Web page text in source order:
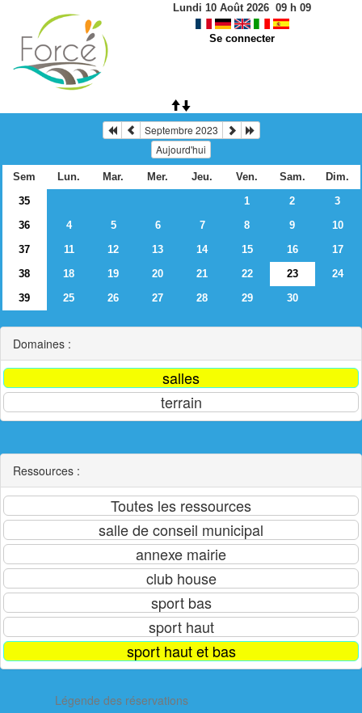
Lundi 10 Août 2026 09 h 09
Se connecter
Septembre 2023
Aujourd'hui
Sem Lun. Mar. Mer. Jeu. Ven. Sam.
Dim.
35
1 2
3
36
4 5 6 7 8 9
10
37
11 12 13 14 15 16
17
38
18 19 20 21 22 23
24
39
25 26 27 28 29 30
Domaines :
Ressources :
Légende des réservations